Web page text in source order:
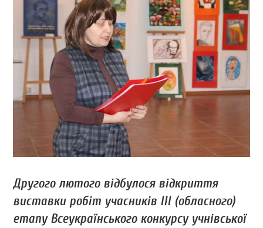
Другого лютого відбулося відкриття
виставки робіт учасників III (обласного)
етапу Всеукраїнського конкурсу учнівської